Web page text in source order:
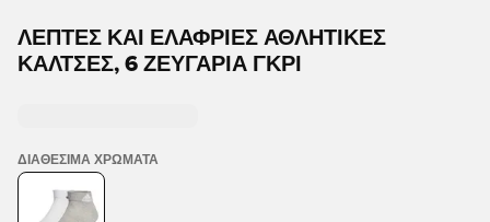
ΛΕΠΤΈΣ ΚΑΙ ΕΛΑΦΡΙΈΣ ΑΘΛΗΤΙΚΈΣ
ΚΆΛΤΣΕΣ, 6 ΖΕΥΓΆΡΙΑ ΓΚΡΙ
ΔΙΑΘΈΣΙΜΑ ΧΡΏΜΑΤΑ